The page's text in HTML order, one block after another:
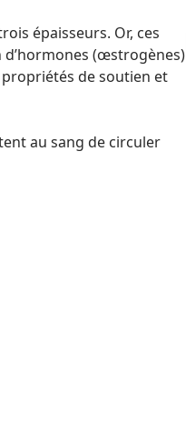
épaisseurs. Or, ces
d’hormones (œstrogènes)
de soutien et
au sang de circuler